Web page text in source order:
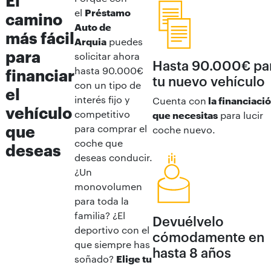
camino
más fácil
para
financiar
el
vehículo
que
deseas
el Préstamo
Auto de
Arquiapuedes
solicitar ahora
hasta 90.000€
con un tipo de
interés fijo y
competitivo
para comprar el
coche que
deseas conducir.
¿Un
monovolumen
para toda la
familia? ¿El
deportivo con el
que siempre has
soñado? Elige tu
Hasta 90.000€
tu nuevo vehículo
Cuenta con la
que necesitaspara lucir
coche nuevo.
Devuélvelo
cómodamente en
hasta 8 años